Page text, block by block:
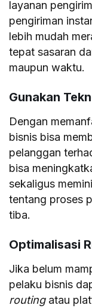
layanan
pengiriman
lebih mudah
tepat sasaran
maupun waktu.
Gunakan
Dengan
bisnis bisa
pelanggan
bisa
sekaligus
tentang proses
tiba.
Optimalisasi
Jika belum
pelaku bisnis
routingatau